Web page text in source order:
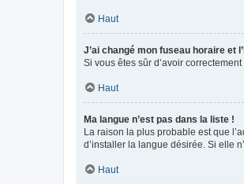
Haut
J’ai changé mon fuseau horaire et
Si vous êtes sûr d’avoir
Haut
Ma langue n’est pas dans la liste !
La raison la plus probable est que
d’installer la langue désirée. Si elle
Haut